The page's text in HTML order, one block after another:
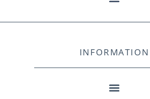
INFORMATION